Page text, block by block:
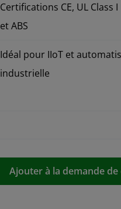
Certifications CE, UL Class I
et ABS
Idéal pour IIoT et
industrielle
Ajouter à la demande de